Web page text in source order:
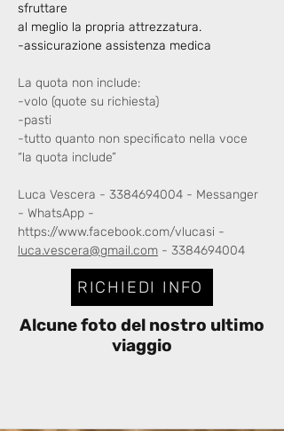
sfruttare
al meglio la propria attrezzatura.
-assicurazione assistenza medica
La quota non include:
-volo (quote su richiesta)
-pasti
-tutto quanto non specificato nella voce
“la quota include”
Luca Vescera - 3384694004 - Messanger
- WhatsApp -
https://www.facebook.com/vlucasi -
luca.vescera@gmail.com - 3384694004
RICHIEDI INFO
Alcune foto del nostro ultimo
viaggio